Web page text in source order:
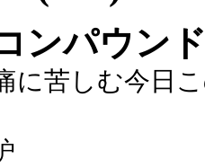
ンパウン
に苦しむ今日